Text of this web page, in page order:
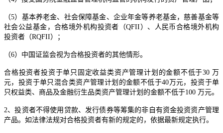
（5）基本养老金、社会保障基金、企业年金等养老基金，慈善基金等
社会公益基金，合格境外机构投资者（QFII）、人民币合格境外机构
投资者（RQFII）；
（6）中国证监会视为合格投资者的其他情形。
合格投资者投资于单只固定收益类资产管理计划的金额不低于30 万
元，投资于单只混合类资产管理计划的金额不低于40万元，投资于单
只权益类、商品及金融衍生品类资产管理计划的金额不低于100 万元。
2、投资者不得使用贷款、发行债券等筹集的非自有资金投资资产管理
产品。如法律法规对合格投资者有新的规定的，依据最新规定执行。